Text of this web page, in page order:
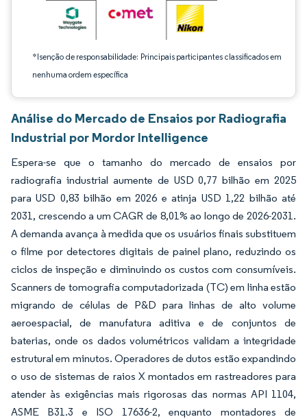
*Isenção de responsabilidade: Principais participantes classificados em
nenhuma ordem específica
Análise do Mercado de Ensaios por Radiografia
Industrial por Mordor Intelligence
Espera-se que o tamanho do mercado de ensaios por
radiografia industrial aumente de USD 0,77 bilhão em 2025
para USD 0,83 bilhão em 2026 e atinja USD 1,22 bilhão até
2031, crescendo a um CAGR de 8,01% ao longo de 2026-2031.
A demanda avança à medida que os usuários finais substituem
o filme por detectores digitais de painel plano, reduzindo os
ciclos de inspeção e diminuindo os custos com consumíveis.
Scanners de tomografia computadorizada (TC) em linha estão
migrando de células de P&D para linhas de alto volume
aeroespacial, de manufatura aditiva e de conjuntos de
baterias, onde os dados volumétricos validam a integridade
estrutural em minutos. Operadores de dutos estão expandindo
o uso de sistemas de raios X montados em rastreadores para
atender às exigências mais rigorosas das normas API 1104,
ASME B31.3 e ISO 17636-2, enquanto montadores de